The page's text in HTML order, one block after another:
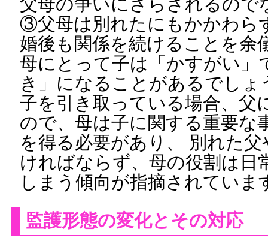
③父母は別れたにもかかわら
婚後も関係を続けることを余
母にとって子は「かすがい」
き」になることがあるでしょ
子を引き取っている場合、父
ので、母は子に関する重要な
を得る必要があり、 別れた
ければならず、母の役割は日
しまう傾向が指摘されていま
監護形態の変化とその対応